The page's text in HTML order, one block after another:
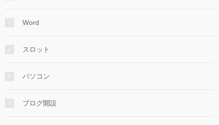
Word
スロット
パソコン
ブログ開設